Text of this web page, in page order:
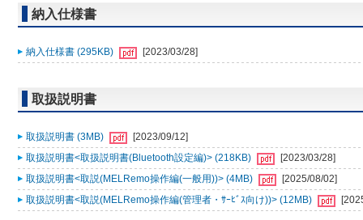
納入仕様書
納入仕様書 (295KB) [2023/03/28]
取扱説明書
取扱説明書 (3MB)
[2023/09/12]
取扱説明書<取扱説明書(Bluetooth設定編)> (218KB)
[2023/03/28]
取扱説明書<取説(MELRemo操作編(一般用))> (4MB)
[2025/08/02]
取扱説明書<取説(MELRemo操作編(管理者・ｻｰﾋﾞｽ向け))> (12MB)